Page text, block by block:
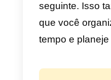
estará
reunião em
opção de